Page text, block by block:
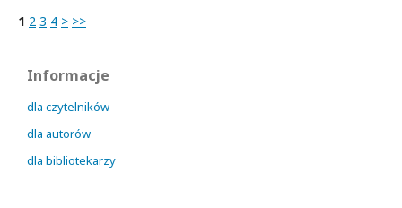
1 2 3 4 > >>
Informacje
dla czytelników
dla autorów
dla bibliotekarzy